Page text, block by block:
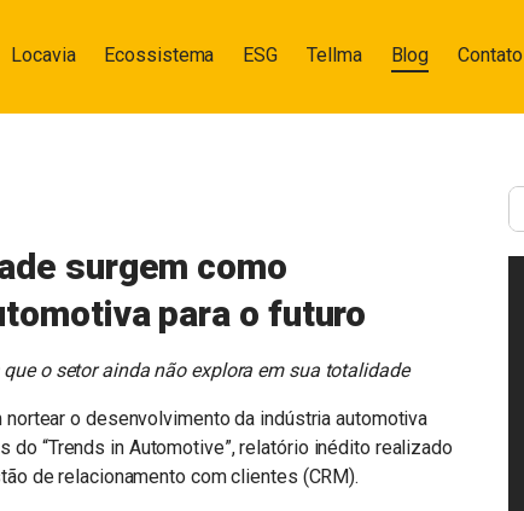
Locavia Ecossistema ESG Tellma Blog Contato
surgem como
para o futuro
o setor ainda não explora em sua totalidade
o desenvolvimento da indústria automotiva
“Trends in Automotive”, relatório inédito realizado
de relacionamento com clientes (CRM).